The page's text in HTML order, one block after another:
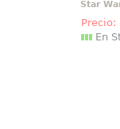
Star
Precio:
En